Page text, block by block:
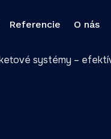
Referencie O nás
systémy –